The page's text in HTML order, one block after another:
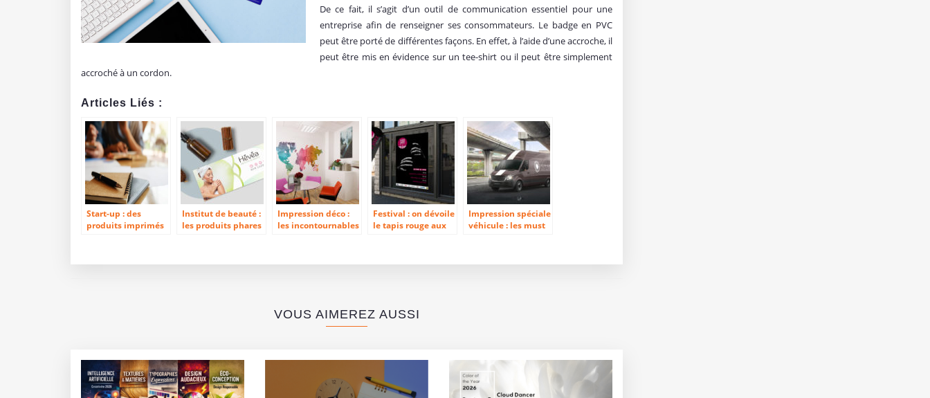
De ce fait, il s’agit d’un outil de communication essentiel pour une
entreprise afin de renseigner ses consommateurs. Le badge en PVC
peut être porté de différentes façons. En effet, à l’aide d’une accroche, il
peut être mis en évidence sur un tee-shirt ou il peut être simplement
accroché à un cordon.
Articles Liés :
Start-up : des
produits imprimés
Institut de beauté :
les produits phares
Impression déco :
les incontournables
Festival : on dévoile
le tapis rouge aux
Impression spéciale
véhicule : les must
VOUS AIMEREZ AUSSI